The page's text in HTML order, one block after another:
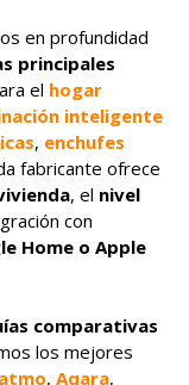
en profundidad
principales
el hogar
inteligente
, enchufes
fabricante ofrece
, el nivel
con
Home o Apple
comparativas
los mejores
, Aqara,